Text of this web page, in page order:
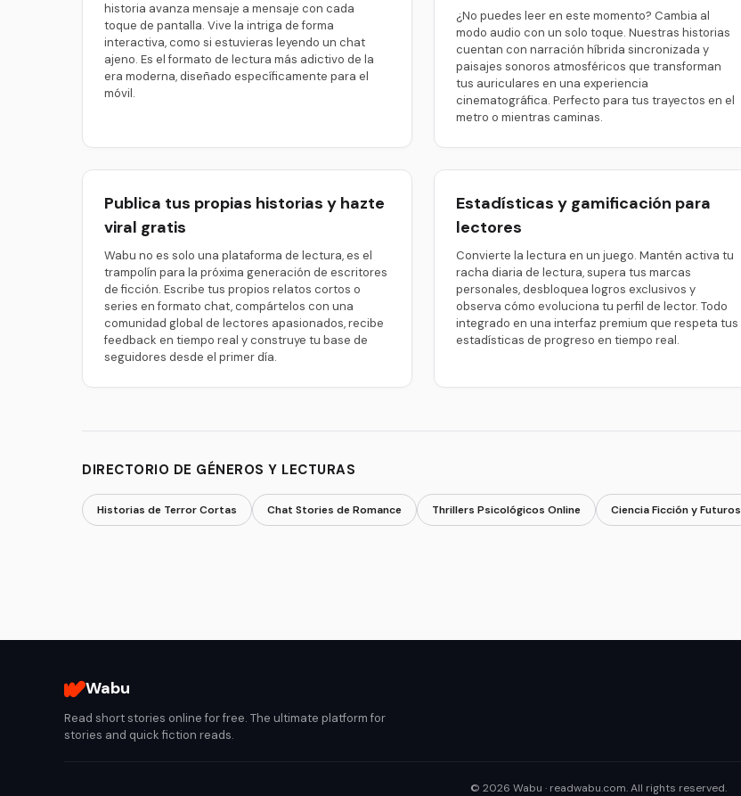
historia avanza mensaje a mensaje con cada
toque de pantalla. Vive la intriga de forma
interactiva, como si estuvieras leyendo un chat
ajeno. Es el formato de lectura más adictivo de la
era moderna, diseñado específicamente para el
móvil.
¿No puedes leer en este momento? Cambia al
modo audio con un solo toque. Nuestras historias
cuentan con narración híbrida sincronizada y
paisajes sonoros atmosféricos que transforman
tus auriculares en una experiencia
cinematográfica. Perfecto para tus trayectos en el
metro o mientras caminas.
Publica tus propias historias y hazte
viral gratis
Wabu no es solo una plataforma de lectura, es el
trampolín para la próxima generación de escritores
de ficción. Escribe tus propios relatos cortos o
series en formato chat, compártelos con una
comunidad global de lectores apasionados, recibe
feedback en tiempo real y construye tu base de
seguidores desde el primer día.
Estadísticas y gamificación para
lectores
Convierte la lectura en un juego. Mantén activa tu
racha diaria de lectura, supera tus marcas
personales, desbloquea logros exclusivos y
observa cómo evoluciona tu perfil de lector. Todo
integrado en una interfaz premium que respeta tus
estadísticas de progreso en tiempo real.
DIRECTORIO DE GÉNEROS Y LECTURAS
Historias de Terror Cortas Chat Stories de Romance Thrillers Psicológicos Online Ciencia Ficción y Futuros
Wabu
Read short stories online for free. The ultimate platform for
stories and quick fiction reads.
© 2026 Wabu · readwabu.com. All rights reserved.